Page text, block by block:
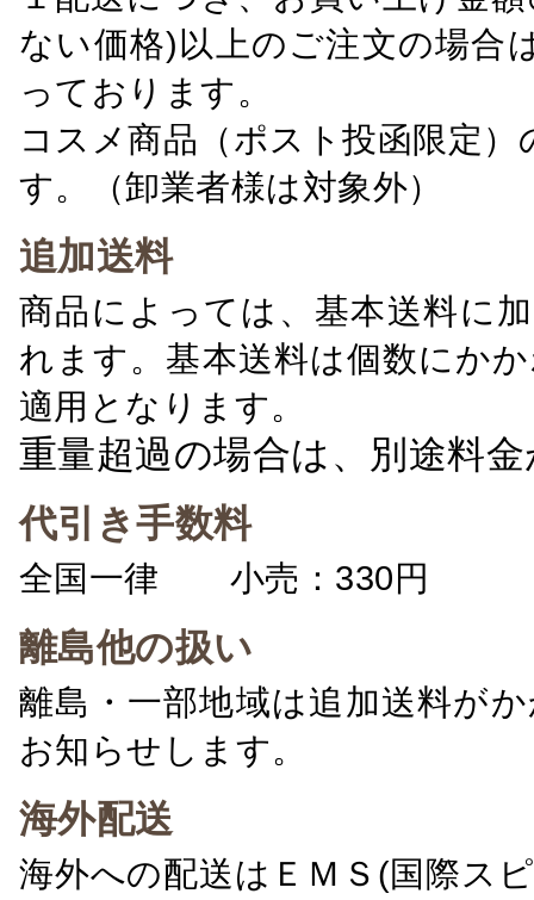
ない価格)以上のご注文の場合
っております。
コスメ商品（ポスト投函限定
す。（卸業者様は対象外）
追加送料
商品によっては、基本送料に
れます。基本送料は個数にか
適用となります。
重量超過の場合は、別途料
代引き手数料
全国一律 小売：330円 卸
離島他の扱い
離島・一部地域は追加送料が
お知らせします。
海外配送
海外への配送はＥＭＳ(国際ス